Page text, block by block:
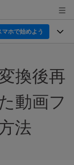
マホで始めよう
実な復元技術と
換後再
動画フ
法